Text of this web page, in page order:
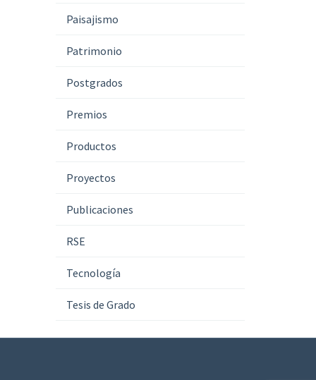
Paisajismo
Patrimonio
Postgrados
Premios
Productos
Proyectos
Publicaciones
RSE
Tecnología
Tesis de Grado